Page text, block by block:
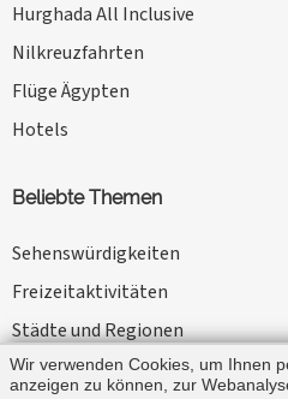
Hurghada All Inclusive
Nilkreuzfahrten
Flüge Ägypten
Hotels
Beliebte Themen
Sehenswürdigkeiten
Freizeitaktivitäten
Städte und Regionen
Kameltouren
Wir verwenden Cookies, um Ihnen
anzeigen zu können, zur